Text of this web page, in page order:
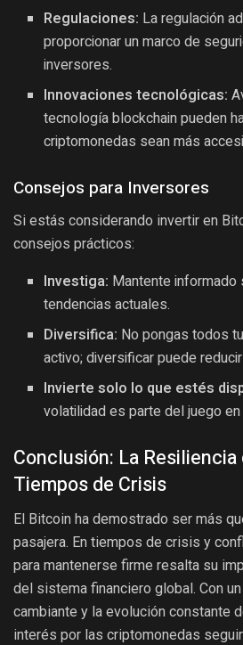
Regulaciones: La regulación
proporcionar un marco de
inversores.
Innovaciones tecnológicas:
tecnología blockchain pueden
criptomonedas sean más
Consejos para Inversores
Si estás considerando invertir en
consejos prácticos:
Investiga: Mantente
tendencias actuales.
Diversifica: No pongas todos
activo; diversificar puede
Invierte solo lo que estés
volatilidad es parte del juego
Conclusión: La
Tiempos de Crisis
El Bitcoin ha demostrado ser más
pasajera. En tiempos de crisis y
para mantenerse firme resalta su
del sistema financiero global. Con
cambiante y la evolución constante
interés por las criptomonedas